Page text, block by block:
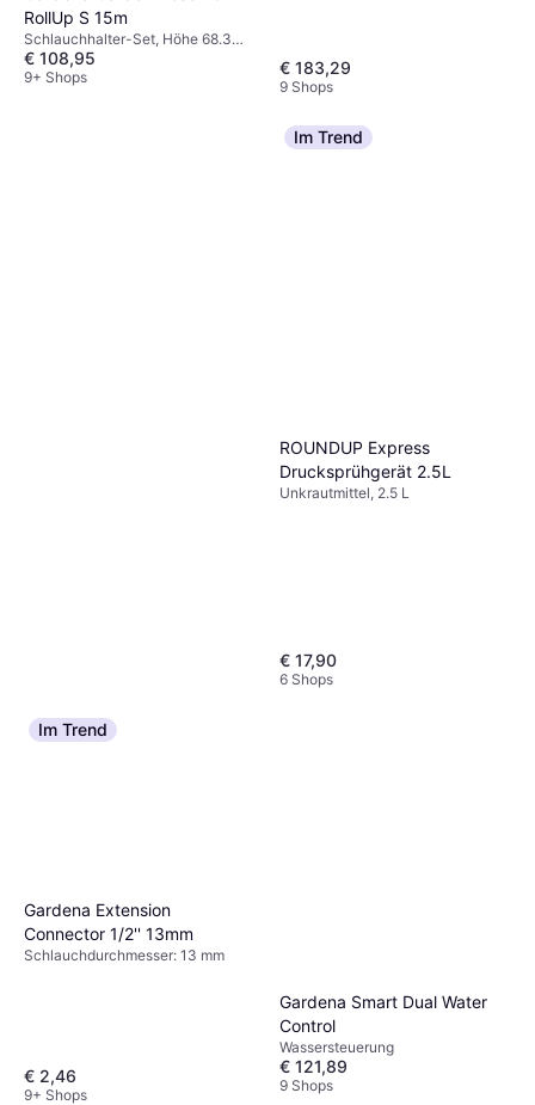
RollUp S 15m
Schlauchhalter-Set, Höhe 68.3
cm, Länge 15 m Sprühmuster: 2,
Schlauchdurchmesser: 11 mm
€ 108,95
9+ Shops € 183,29
9 Shops
Im Trend
ROUNDUP Express
Drucksprühgerät 2.5L
Unkrautmittel, 2.5 L
€ 17,90
6 Shops
Im Trend
Gardena Extension
Connector 1/2'' 13mm
Schlauchdurchmesser: 13 mm
€ 2,46
9+ Shops
Gardena Smart Dual Water
Control
Wassersteuerung
€ 121,89
9 Shops